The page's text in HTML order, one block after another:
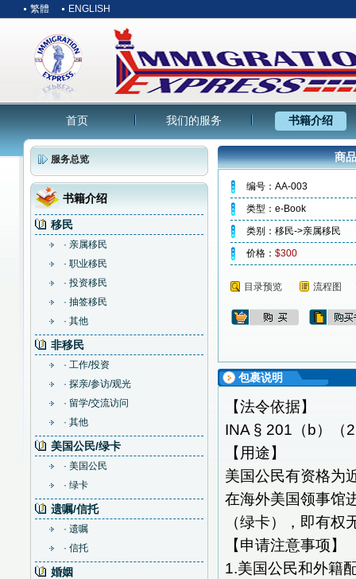
繁體 ENGLISH
首页 我们的服务 书籍介绍
服务总览
书籍介绍
移民
· 亲属移民
· 职业移民
· 投资移民
· 抽签移民
· 其他
非移民
· 工作/投资
· 探亲/参访/观光
· 留学/交流访问
· 其他
美国公民/绿卡
· 美国公民
· 绿卡
遗嘱/信托
· 遗嘱
· 信托
婚姻
商
编号：AA-003
类型：e-Book
类别：移民->亲属移民
价格： $300
目录预览 流程图
包裹说明
【法令依据】
INA § 201（b）（
【用途】
美国公民有资格为
在海外美国领事馆
（绿卡），即有
【申请注意事项】
1.美国公民和外籍